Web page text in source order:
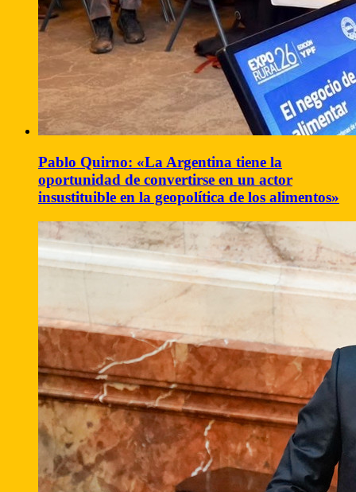
Pablo Quirno: «La Argentina tiene la
oportunidad de convertirse en un actor
insustituible en la geopolítica de los alimentos»